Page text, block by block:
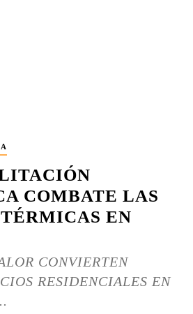
COMBATE LAS
EN
CONVIERTEN
RESIDENCIALES EN